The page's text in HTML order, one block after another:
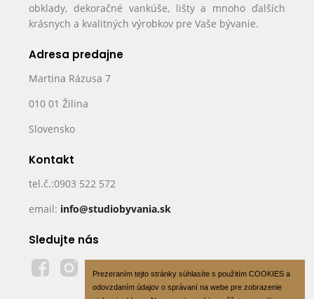
Prezeraním tejto stránky súhlasíte s použitím COOKIES a
odovzdaním údajov o správaní na webe pre zobrazenie
obklady, dekoračné vankúše, lišty a mnoho ďalších
krásnych a kvalitných výrobkov pre Vaše bývanie.
Adresa predajne
Martina Rázusa 7
010 01 Žilina
Slovensko
Kontakt
tel.č.:0903 522 572
email: info@studiobyvania.sk
Sledujte nás